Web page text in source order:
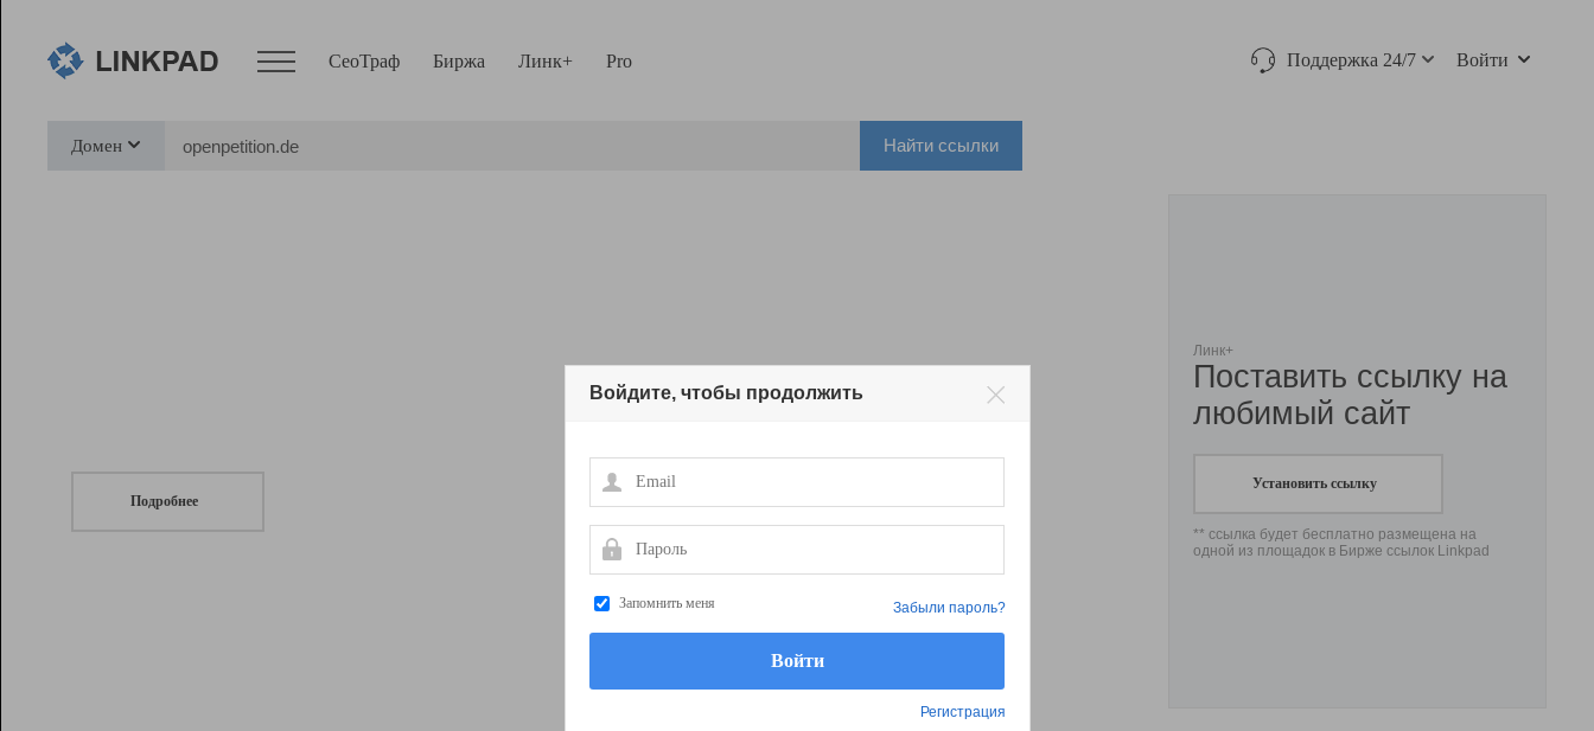
СеоТраф Биржа Линк+ Pro Поддержка 24/7 Войти
Домен Найти ссылки
Подробнее
Линк+
Поставить ссылку на
любимый сайт
Установить ссылку
** ссылка будет бесплатно размещена на
одной из площадок в Бирже ссылок Linkpad
Войдите, чтобы продолжить
Email
Пароль
Запомнить меня
Регистрация
Забыли пароль?